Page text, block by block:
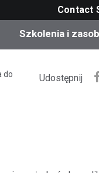
Contact
z
Szkolenia i
pliki do
do
Udostępnij